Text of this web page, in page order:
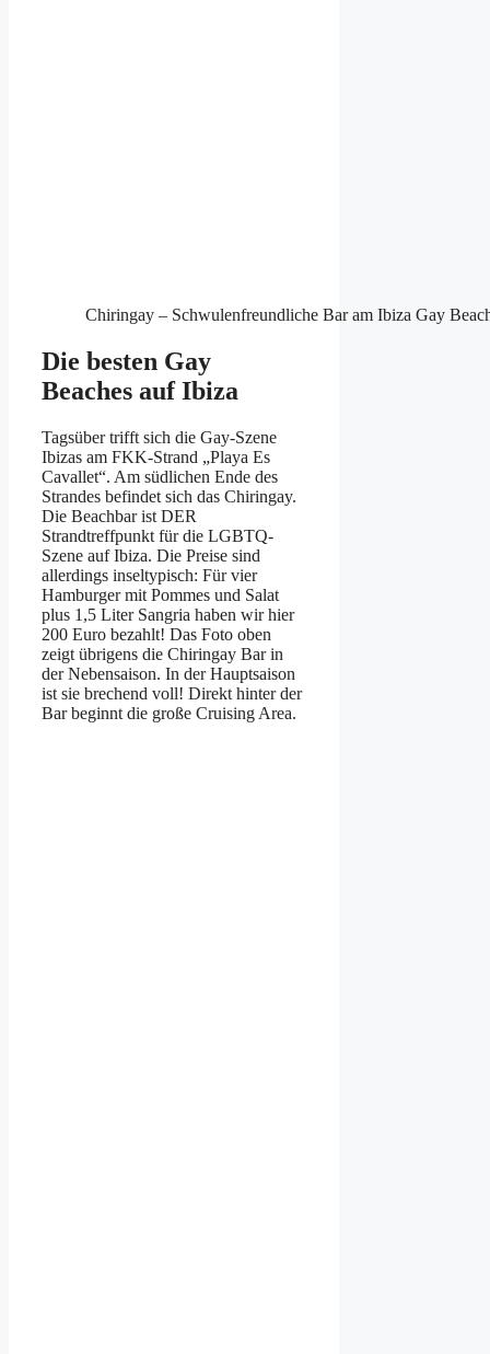
Chiringay – Schwulenfreundliche Bar am Ibiza Gay
Die besten Gay
Beaches auf Ibiza
Tagsüber trifft sich die Gay-Szene
Ibizas am FKK-Strand „Playa Es
Cavallet“. Am südlichen Ende des
Strandes befindet sich das Chiringay.
Die Beachbar ist DER
Strandtreffpunkt für die LGBTQ-
Szene auf Ibiza. Die Preise sind
allerdings inseltypisch: Für vier
Hamburger mit Pommes und Salat
plus 1,5 Liter Sangria haben wir hier
200 Euro bezahlt! Das Foto oben
zeigt übrigens die Chiringay Bar in
der Nebensaison. In der Hauptsaison
ist sie brechend voll! Direkt hinter der
Bar beginnt die große Cruising Area.